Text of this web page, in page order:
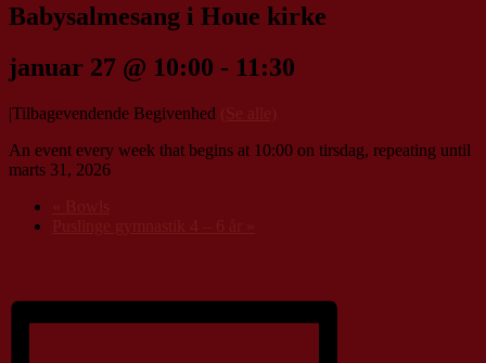
Babysalmesang i Houe kirke
januar 27 @ 10:00 - 11:30
|Tilbagevendende Begivenhed
An event every week that begins at 10:00 on tirsdag, repeating until
marts 31, 2026